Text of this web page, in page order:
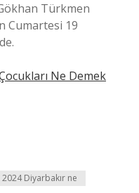
Türkmen
Cumartesi 19
Ne Demek
2024 Diyarbakır ne